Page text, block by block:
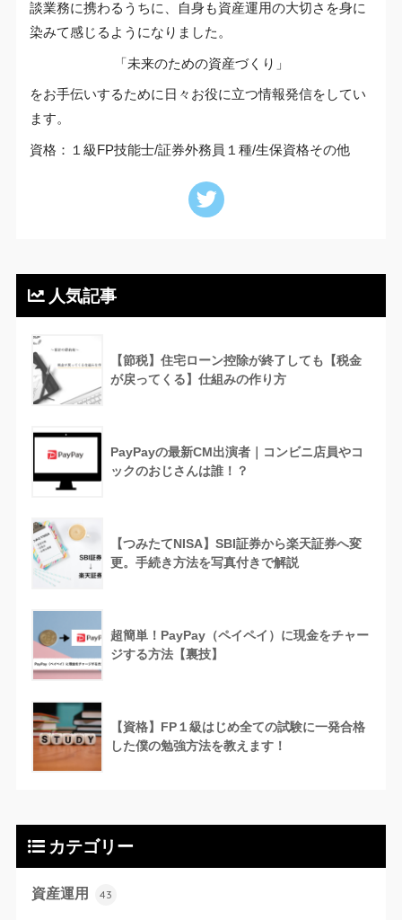
談業務に携わるうちに、自身も資産運用の大切さを身に
染みて感じるようになりました。
「未来のための資産づくり」
をお手伝いするために日々お役に立つ情報発信をしてい
ます。
資格：１級FP技能士/証券外務員１種/生保資格その他
人気記事
【節税】住宅ローン控除が終了しても【税金
が戻ってくる】仕組みの作り方
PayPayの最新CM出演者｜コンビニ店員やコ
ックのおじさんは誰！？
【つみたてNISA】SBI証券から楽天証券へ変
更。手続き方法を写真付きで解説
超簡単！PayPay（ペイペイ）に現金をチャー
ジする方法【裏技】
【資格】FP１級はじめ全ての試験に一発合格
した僕の勉強方法を教えます！
カテゴリー
資産運用 43